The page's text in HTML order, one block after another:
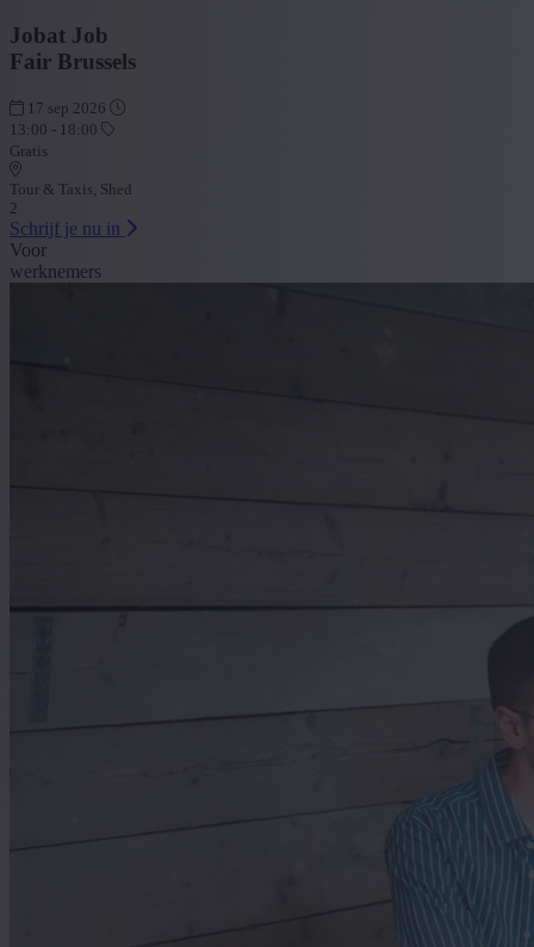
Jobat Job
Fair Brussels
17 sep 2026
13:00 - 18:00
Gratis
Tour & Taxis, Shed
2
Schrijf je nu in
Voor
werknemers